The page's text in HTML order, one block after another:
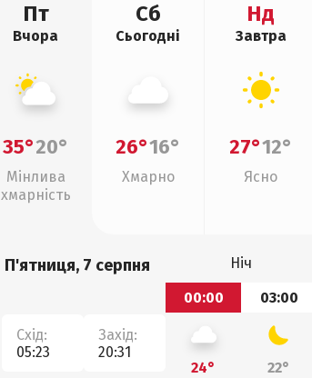
Пт
Вчора
35°20°
Мінлива
хмарність
Сб
Сьогодні
26°16°
Хмарно
Нд
Завтра
27°12°
Ясно
П'ятниця, 7 серпня
Схід:
05:23
Захід:
20:31
Ніч
00:00
03:00
24° 22°